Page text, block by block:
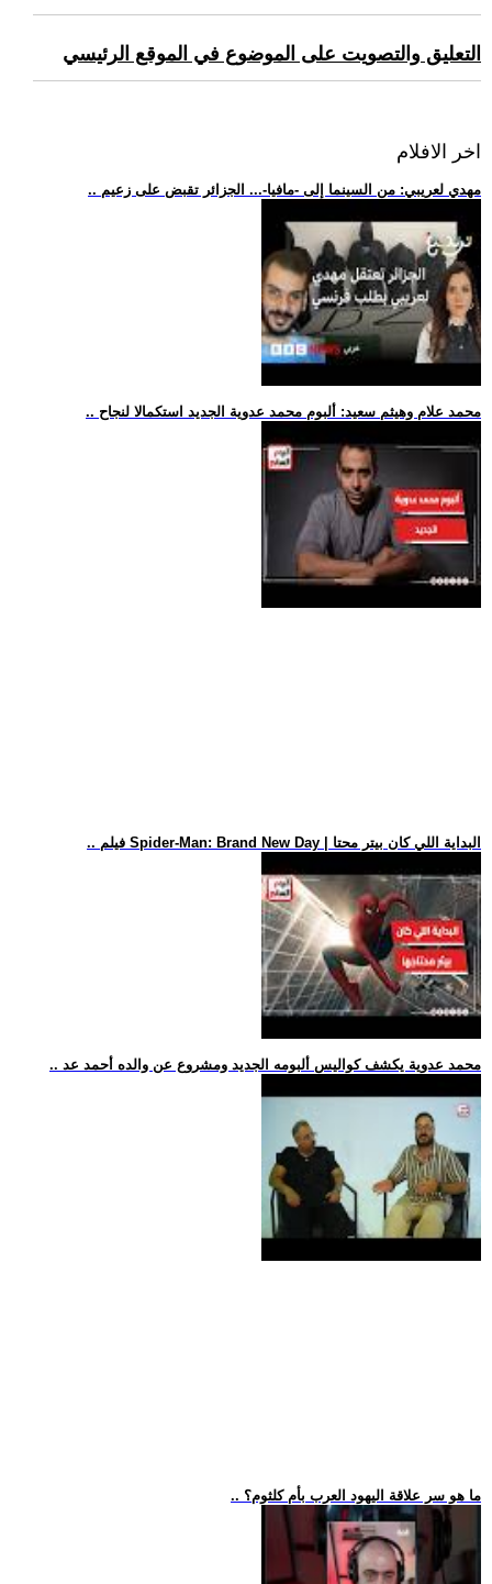
التعليق والتصويت على الموضوع في الموقع الرئيسي
اخر الافلام
.. مهدي لعريبي: من السينما إلى -مافيا-... الجزائر تقبض على زعيم
.. محمد علام وهيثم سعيد: ألبوم محمد عدوية الجديد استكمالا لنجاح
.. فيلم Spider-Man: Brand New Day | البداية اللي كان بيتر محتا
.. محمد عدوية يكشف كواليس ألبومه الجديد ومشروع عن والده أحمد عد
.. ما هو سر علاقة اليهود العرب بأم كلثوم؟